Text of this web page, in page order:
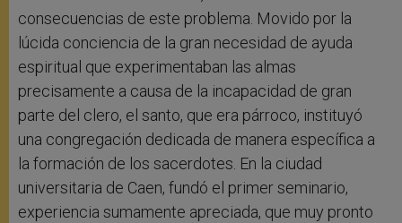
consecuencias de este problema. Movido por la
lúcida conciencia de la gran necesidad de ayuda
espiritual que experimentaban las almas
precisamente a causa de la incapacidad de gran
parte del clero, el santo, que era párroco, instituyó
una congregación dedicada de manera específica a
la formación de los sacerdotes. En la ciudad
universitaria de Caen, fundó el primer seminario,
experiencia sumamente apreciada, que muy pronto